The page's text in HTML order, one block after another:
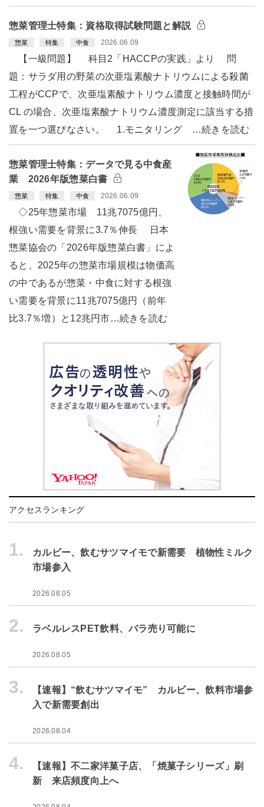
惣菜管理士特集：資格取得試験問題と解説
惣菜 特集 中食 2026.06.09
【一級問題】 科目2「HACCPの実践」より 問
題：サラダ用の野菜の次亜塩素酸ナトリウムによる殺菌
工程がCCPで、次亜塩素酸ナトリウム濃度と接触時間が
CL の場合、次亜塩素酸ナトリウム濃度測定に該当する措
置を一つ選びなさい。 1.モニタリング …続きを読む
惣菜管理士特集：データで見る中食産
業 2026年版惣菜白書
惣菜 特集 中食 2026.06.09
◇25年惣菜市場 11兆7075億円、
根強い需要を背景に3.7％伸長 日本
惣菜協会の「2026年版惣菜白書」によ
ると、2025年の惣菜市場規模は物価高
の中であるが惣菜・中食に対する根強
い需要を背景に11兆7075億円（前年
比3.7％増）と12兆円市…続きを読む
アクセスランキング
1.
カルビー、飲むサツマイモで新需要 植物性ミルク
市場参入
2026.08.05
2. ラベルレスPET飲料、バラ売り可能に
2026.08.05
3.
【速報】“飲むサツマイモ” カルビー、飲料市場参
入で新需要創出
2026.08.04
4.
【速報】不二家洋菓子店、「焼菓子シリーズ」刷
新 来店頻度向上へ